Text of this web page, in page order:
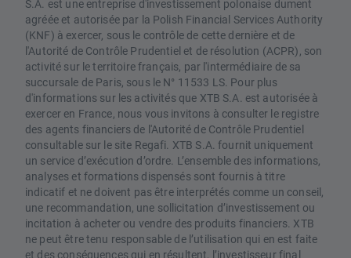
S.A. est une entreprise d'investissement polonaise dument
agréée et autorisée par la Polish Financial Services Authority
(KNF) à exercer, sous le contrôle de cette dernière et de
l'Autorité de Contrôle Prudentiel et de résolution (ACPR), son
activité sur le territoire français, par l'intermédiaire de sa
succursale de Paris, sous le N° 11533 LS. Pour plus
d'informations sur les activités que XTB S.A. est autorisée à
exercer en France, nous vous invitons à consulter le registre
des agents financiers de l'Autorité de Contrôle Prudentiel
consultable sur le site Regafi. XTB S.A. fournit uniquement
un service d’exécution d’ordre. L’ensemble des informations,
analyses et formations dispensés sont fournis à titre
indicatif et ne doivent pas être interprétés comme un conseil,
une recommandation, une sollicitation d’investissement ou
incitation à acheter ou vendre des produits financiers. XTB
ne peut être tenu responsable de l’utilisation qui en est faite
et des conséquences qui en résultent, l’investisseur final